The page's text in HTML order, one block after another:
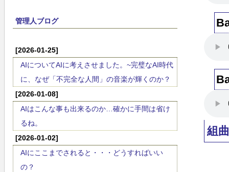
管理人ブログ
[2026-01-25]
AIについてAIに考えさせました。~完璧なAI時代
に、なぜ「不完全な人間」の音楽が輝くのか？
[2026-01-08]
AIはこんな事も出来るのか…確かに手間は省け
るね。
[2026-01-02]
AIにここまでされると・・・どうすればいい
の？
組